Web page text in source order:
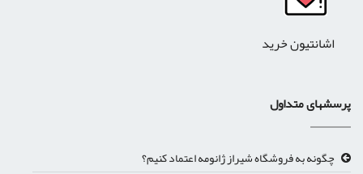
اشانتیون خرید
پرسشهای متداول
چگونه به فروشگاه شیراز ژانومه اعتماد کنیم؟